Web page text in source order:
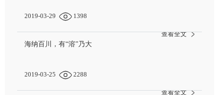
2019-03-29 1398
海纳百川，有“溶”乃大
2019-03-25 2288
查看全文
查看全文